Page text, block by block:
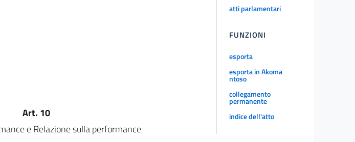
Art. 10
e Relazione sulla performance
atti parlamentari
FUNZIONI
esporta
esporta in Akoma
ntoso
collegamento
permanente
indice dell'atto